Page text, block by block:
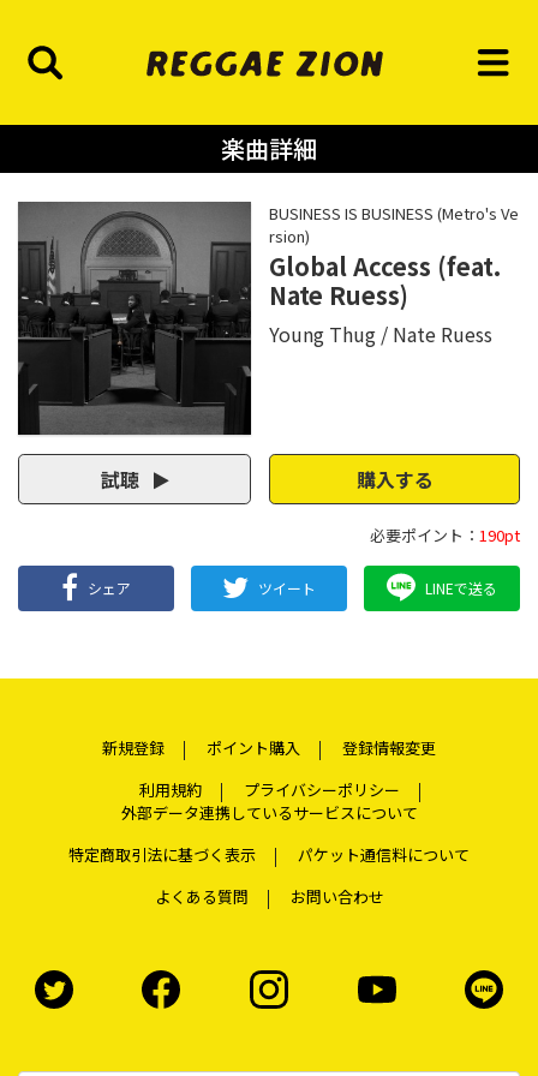
楽曲詳細
BUSINESS IS BUSINESS (Metro's Ve
rsion)
Global Access (feat.
Nate Ruess)
Young Thug Nate Ruess
試聴 購入する
必要ポイント： 190pt
シェア ツイート LINEで送る
新規登録 ポイント購入
登録情報変更
利用規約
プライバシーポリシー
外部データ連携しているサービスについて
特定商取引法に基づく表示
パケット通信料について
よくある質問
お問い合わせ